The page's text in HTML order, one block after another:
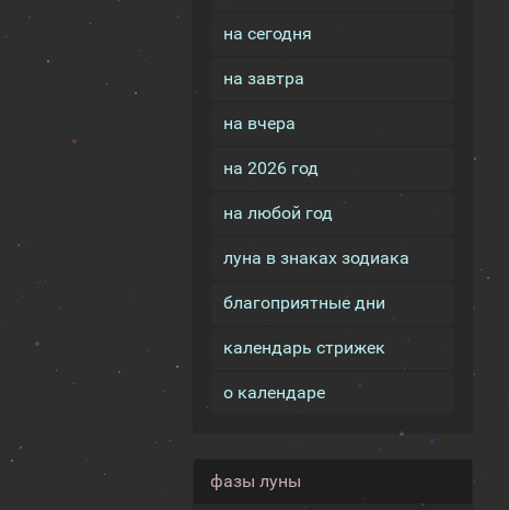
на сегодня
на завтра
на вчера
на 2026 год
на любой год
луна в знаках зодиака
благоприятные дни
календарь стрижек
о календаре
фазы луны